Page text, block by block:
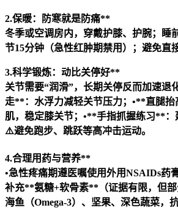
2.保暖：防寒就是防痛**
冬季或空调房内，穿戴护膝、护腕；睡
节15分钟（急性红肿期禁用）；避免直
3.科学锻炼：动比关停好**
关节需要“润滑”，长期关停反而加速退
走**：水浮力减轻关节压力；•**直腿
肌，稳定膝关节；•**手指抓握练习**：
⚠️避免跑步、跳跃等高冲击运动。
4.合理用药与营养**
•急性疼痛期遵医嘱使用外用NSAIDs药
补充**氨糖+软骨素**（证据有限，但部
海鱼（Omega-3）、坚果、深色蔬菜，